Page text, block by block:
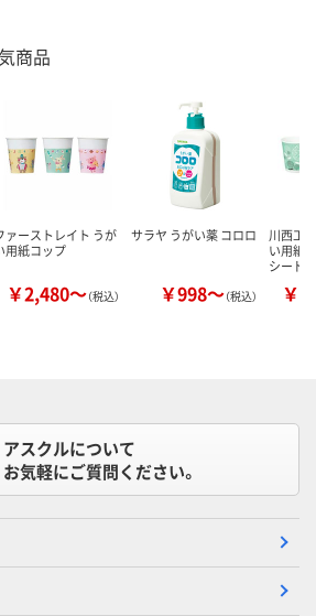
商品
ァーストレイト うが
用紙コップ
￥2,480～（税込）
サラヤ うがい薬 コロロ
￥998～（税込）
川西工
い用紙
シード
￥
アスクルについて
お気軽にご質問ください。